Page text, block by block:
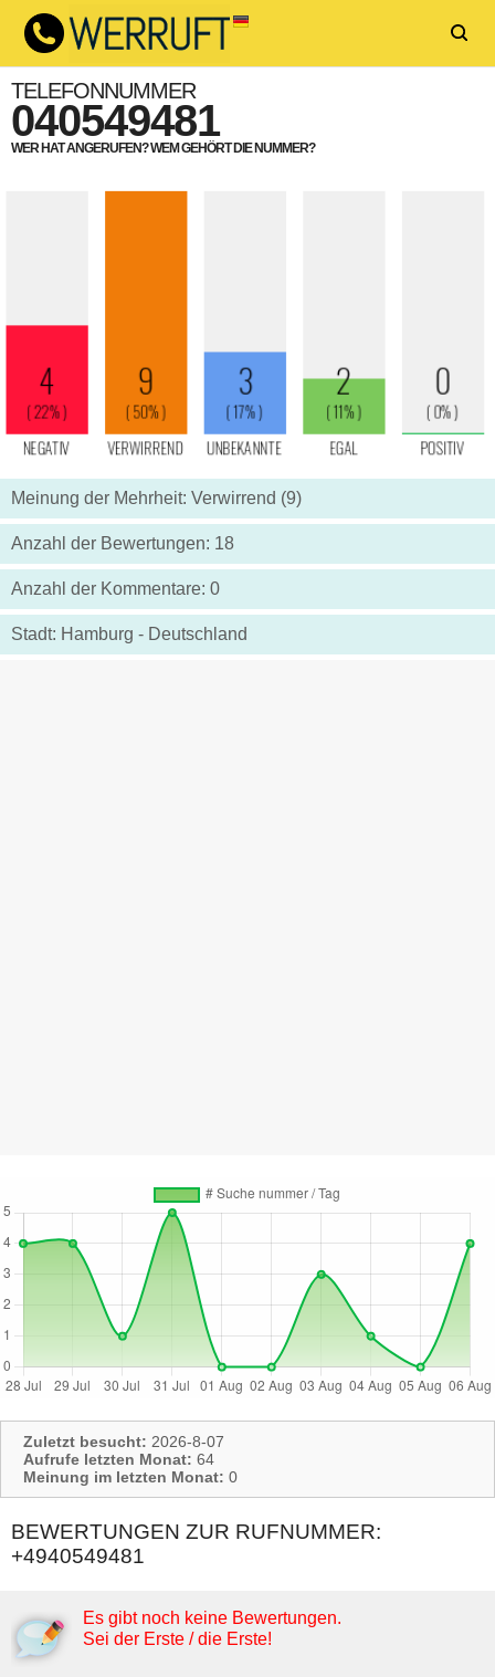
TELEFONNUMMER
040549481
WER HAT ANGERUFEN? WEM GEHÖRT DIE NUMMER?
Meinung der Mehrheit: Verwirrend (9)
Anzahl der Bewertungen: 18
Anzahl der Kommentare: 0
Stadt: Hamburg - Deutschland
Zuletzt besucht: 2026-8-07
Aufrufe letzten Monat: 64
Meinung im letzten Monat: 0
BEWERTUNGEN ZUR RUFNUMMER:
+4940549481
Es gibt noch keine Bewertungen.
Sei der Erste / die Erste!